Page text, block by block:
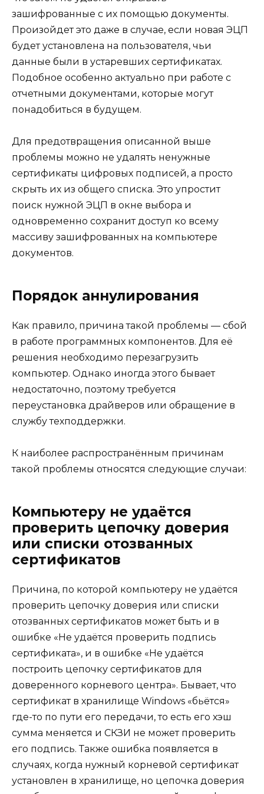
зашифрованные с их помощью документы.
Произойдет это даже в случае, если новая ЭЦП
будет установлена на пользователя, чьи
данные были в устаревших сертификатах.
Подобное особенно актуально при работе с
отчетными документами, которые могут
понадобиться в будущем.
Для предотвращения описанной выше
проблемы можно не удалять ненужные
сертификаты цифровых подписей, а просто
скрыть их из общего списка. Это упростит
поиск нужной ЭЦП в окне выбора и
одновременно сохранит доступ ко всему
массиву зашифрованных на компьютере
документов.
Порядок аннулирования
Как правило, причина такой проблемы — сбой
в работе программных компонентов. Для её
решения необходимо перезагрузить
компьютер. Однако иногда этого бывает
недостаточно, поэтому требуется
переустановка драйверов или обращение в
службу техподдержки.
К наиболее распространённым причинам
такой проблемы относятся следующие случаи:
Компьютеру не удаётся
проверить цепочку доверия
или списки отозванных
сертификатов
Причина, по которой компьютеру не удаётся
проверить цепочку доверия или списки
отозванных сертификатов может быть и в
ошибке «Не удаётся проверить подпись
сертификата», и в ошибке «Не удаётся
построить цепочку сертификатов для
доверенного корневого центра». Бывает, что
сертификат в хранилище Windows «бьётся»
где-то по пути его передачи, то есть его хэш
сумма меняется и СКЗИ не может проверить
его подпись. Также ошибка появляется в
случаях, когда нужный корневой сертификат
установлен в хранилище, но цепочка доверия